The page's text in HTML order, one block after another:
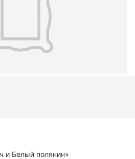
и Белый полянин»